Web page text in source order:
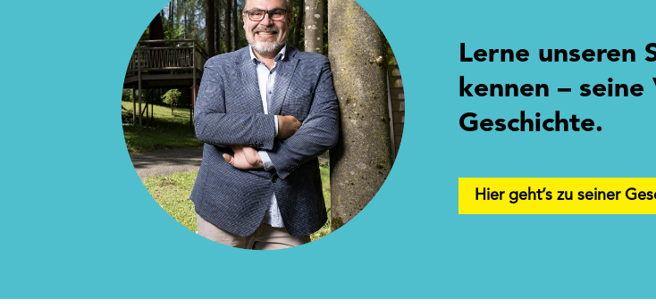
Lerne unseren
kennen –
Geschichte.
Hier geht’s zu seiner